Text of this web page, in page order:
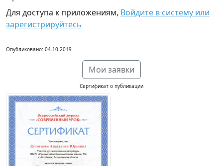
Для доступа к приложениям, Войдите в систему или
зарегистрируйтесь
Опубликовано: 04.10.2019
Мои заявки
Сертификат о публикации